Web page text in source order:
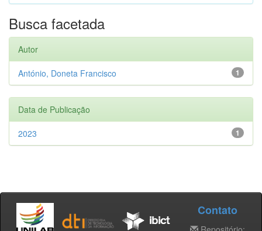
Busca facetada
Autor
1
António, Doneta Francisco
Data de Publicação
1
2023
Contato